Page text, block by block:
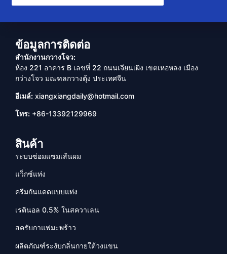
ข้อมูลการติดต่อ
สำนักงานกวางโจว:
ห้อง 221 อาคาร B เลขที่ 22 ถนนเจียนเผิง เขตเหอหลง เมือง
กว่างโจว มณฑลกวางตุ้ง ประเทศจีน
อีเมล์: xiangxiangdaily@hotmail.com
โทร: +86-13392129969
สินค้า
ระบบซ่อมแซมเส้นผม
แว็กซ์แท่ง
ครีมกันแดดแบบแท่ง
เรตินอล 0.5% ในสควาเลน
สครับกาแฟมะพร้าว
ผลิตภัณฑ์ระงับกลิ่นกายใต้วงแขน